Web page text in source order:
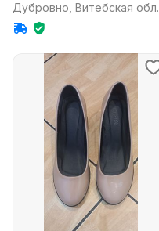
Дубровно, Витебская обл.